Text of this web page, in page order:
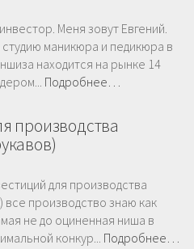
Меня зовут Евгений.
маникюра и педикюра в
находится на рынке 14
Подробнее…
производства
для производства
производство знаю как
не до оциненная ниша в
конкур... Подробнее…